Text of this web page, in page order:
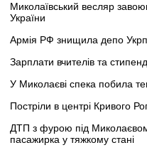
Миколаївський весляр
України
Армія РФ знищила депо
Зарплати вчителів та
У Миколаєві спека побила
Постріли в центрі Кривого
ДТП з фурою під
пасажирка у тяжкому стані